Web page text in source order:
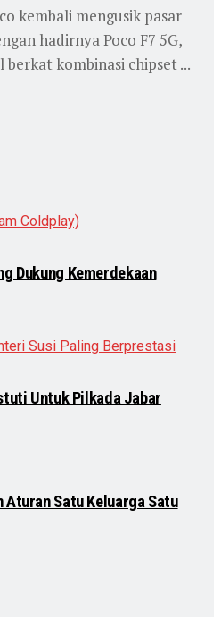
kembali mengusik pasar
hadirnya Poco F7 5G,
kombinasi chipset ...
Dukung Kemerdekaan
Untuk Pilkada Jabar
Satu Keluarga Satu